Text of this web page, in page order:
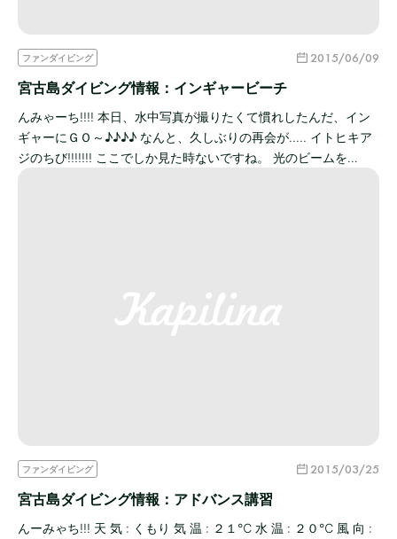
ファンダイビング 2015/06/09
宮古島ダイビング情報：インギャービーチ
んみゃーち!!!! 本日、水中写真が撮りたくて慣れしたんだ、イン
ギャーにＧＯ～♪♪♪♪ なんと、久しぶりの再会が..... イトヒキア
ジのちび!!!!!!! ここでしか見た時ないですね。 光のビームを…
ファンダイビング 2015/03/25
宮古島ダイビング情報：アドバンス講習
んーみゃち!!! 天 気 : くもり 気 温 : ２１℃ 水 温 : ２０℃ 風 向 :